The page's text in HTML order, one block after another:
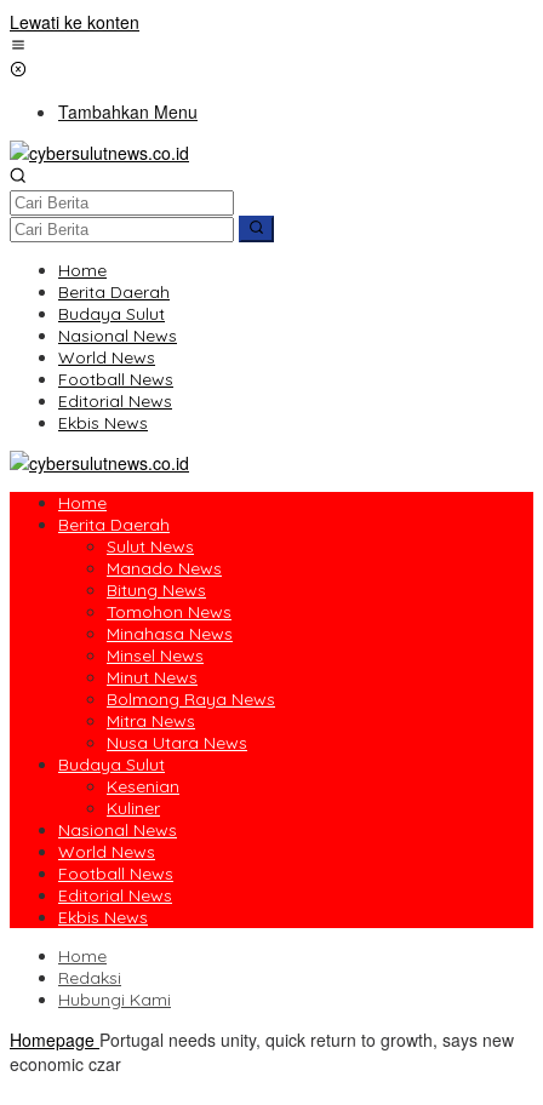
Lewati ke konten
Tambahkan Menu
Home
Berita Daerah
Budaya Sulut
Nasional News
World News
Football News
Editorial News
Ekbis News
Home
Berita Daerah
Sulut News
Manado News
Bitung News
Tomohon News
Minahasa News
Minsel News
Minut News
Bolmong Raya News
Mitra News
Nusa Utara News
Budaya Sulut
Kesenian
Kuliner
Nasional News
World News
Football News
Editorial News
Ekbis News
Home
Redaksi
Hubungi Kami
Homepage Portugal needs unity, quick return to growth, says new
economic czar